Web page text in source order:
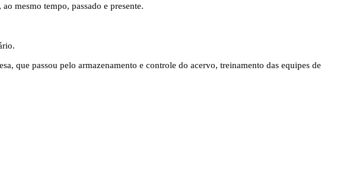
mesmo tempo, passado e presente.
que passou pelo armazenamento e controle do acervo, treinamento das equipes de